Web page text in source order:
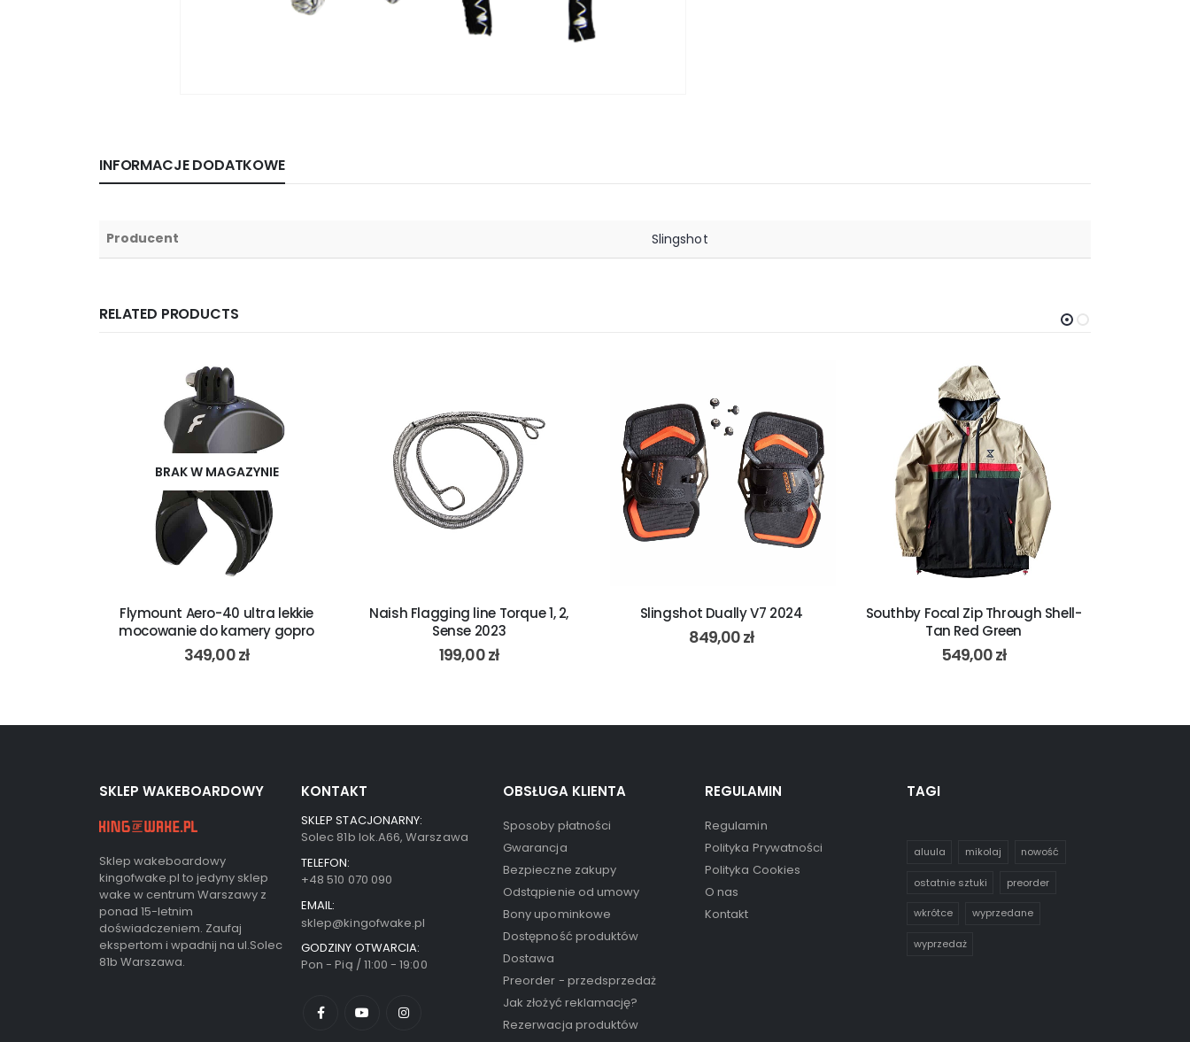
INFORMACJE DODATKOWE
Producent Slingshot
RELATED PRODUCTS
BRAK W MAGAZYNIE
Flymount Aero-40 ultra lekkie
mocowanie do kamery gopro
349,00zł
Naish Flagging line Torque 1, 2,
Sense 2023
199,00zł
Slingshot Dually V7 2024
849,00zł
Southby Focal Zip Through Shell-
Tan Red Green
549,00zł
SKLEP WAKEBOARDOWY
Sklep wakeboardowy
kingofwake.pl to jedyny sklep
wake w centrum Warszawy z
ponad 15-letnim
doświadczeniem. Zaufaj
ekspertom i wpadnij na ul.Solec
81b Warszawa.
KONTAKT
SKLEP STACJONARNY:
Solec 81b lok.A66, Warszawa
TELEFON:
+48 510 070 090
EMAIL:
sklep@kingofwake.pl
GODZINY OTWARCIA:
Pon - Pią / 11:00 - 19:00
OBSŁUGA KLIENTA
Sposoby płatności
Gwarancja
Bezpieczne zakupy
Odstąpienie od umowy
Bony upominkowe
Dostępność produktów
Dostawa
Preorder - przedsprzedaż
Jak złożyć reklamację?
Rezerwacja produktów
REGULAMIN
Regulamin
Polityka Prywatności
Polityka Cookies
O nas
Kontakt
TAGI
aluula mikolaj nowość
ostatnie sztuki preorder
wkrótce wyprzedane
wyprzedaż